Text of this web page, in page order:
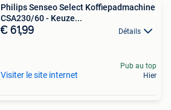
Philips Senseo Select Koffiepadmachine
CSA230/60 - Keuze...
€ 61,99 Détails
Visiter le site internet
Pub au top
Hier